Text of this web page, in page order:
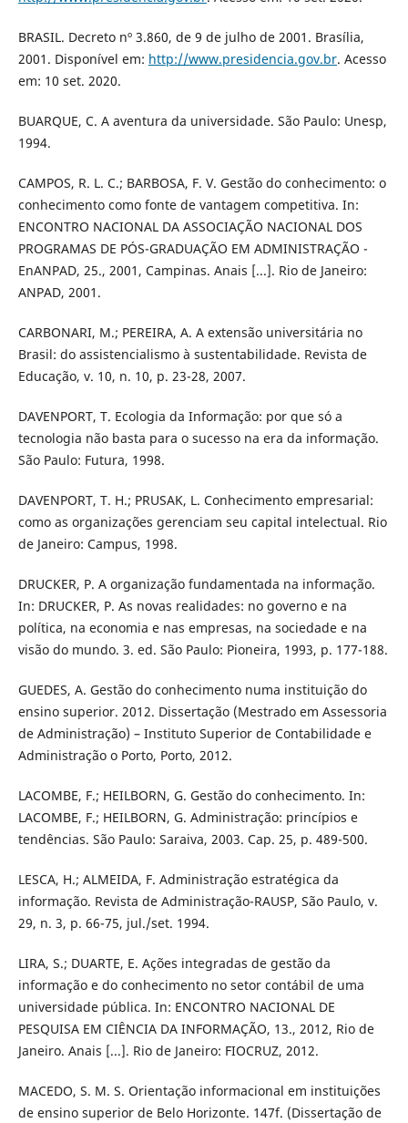
BRASIL. Decreto nº 3.860, de 9 de julho de 2001. Brasília,
2001. Disponível em: http://www.presidencia.gov.br. Acesso
em: 10 set. 2020.
BUARQUE, C. A aventura da universidade. São Paulo: Unesp,
1994.
CAMPOS, R. L. C.; BARBOSA, F. V. Gestão do conhecimento: o
conhecimento como fonte de vantagem competitiva. In:
ENCONTRO NACIONAL DA ASSOCIAÇÃO NACIONAL DOS
PROGRAMAS DE PÓS-GRADUAÇÃO EM ADMINISTRAÇÃO -
EnANPAD, 25., 2001, Campinas. Anais [...]. Rio de Janeiro:
ANPAD, 2001.
CARBONARI, M.; PEREIRA, A. A extensão universitária no
Brasil: do assistencialismo à sustentabilidade. Revista de
Educação, v. 10, n. 10, p. 23-28, 2007.
DAVENPORT, T. Ecologia da Informação: por que só a
tecnologia não basta para o sucesso na era da informação.
São Paulo: Futura, 1998.
DAVENPORT, T. H.; PRUSAK, L. Conhecimento empresarial:
como as organizações gerenciam seu capital intelectual. Rio
de Janeiro: Campus, 1998.
DRUCKER, P. A organização fundamentada na informação.
In: DRUCKER, P. As novas realidades: no governo e na
política, na economia e nas empresas, na sociedade e na
visão do mundo. 3. ed. São Paulo: Pioneira, 1993, p. 177-188.
GUEDES, A. Gestão do conhecimento numa instituição do
ensino superior. 2012. Dissertação (Mestrado em Assessoria
de Administração) – Instituto Superior de Contabilidade e
Administração o Porto, Porto, 2012.
LACOMBE, F.; HEILBORN, G. Gestão do conhecimento. In:
LACOMBE, F.; HEILBORN, G. Administração: princípios e
tendências. São Paulo: Saraiva, 2003. Cap. 25, p. 489-500.
LESCA, H.; ALMEIDA, F. Administração estratégica da
informação. Revista de Administração-RAUSP, São Paulo, v.
29, n. 3, p. 66-75, jul./set. 1994.
LIRA, S.; DUARTE, E. Ações integradas de gestão da
informação e do conhecimento no setor contábil de uma
universidade pública. In: ENCONTRO NACIONAL DE
PESQUISA EM CIÊNCIA DA INFORMAÇÃO, 13., 2012, Rio de
Janeiro. Anais [...]. Rio de Janeiro: FIOCRUZ, 2012.
MACEDO, S. M. S. Orientação informacional em instituições
de ensino superior de Belo Horizonte. 147f. (Dissertação de